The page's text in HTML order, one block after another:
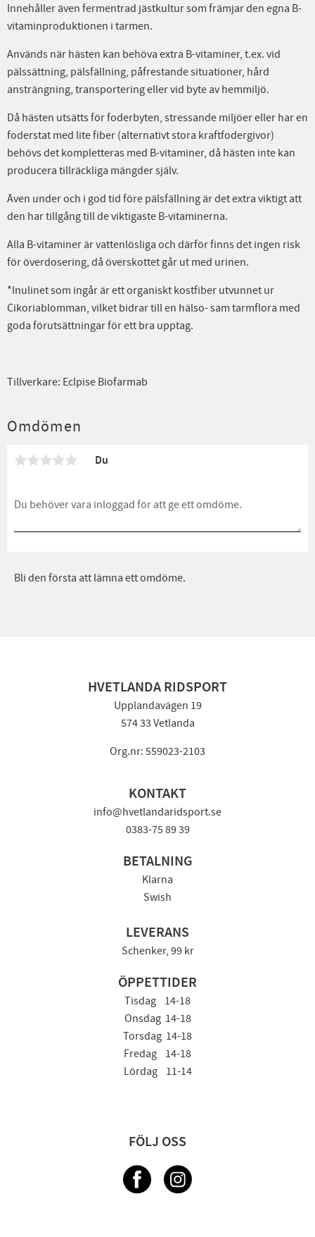
Innehåller även fermentrad jästkultur som främjar den egna B-
vitaminproduktionen i tarmen.
Används när hästen kan behöva extra B-vitaminer, t.ex. vid
pälssättning, pälsfällning, påfrestande situationer, hård
ansträngning, transportering eller vid byte av hemmiljö.
Då hästen utsätts för foderbyten, stressande miljöer eller har en
foderstat med lite fiber (alternativt stora kraftfodergivor)
behövs det kompletteras med B-vitaminer, då hästen inte kan
producera tillräckliga mängder själv.
Även under och i god tid före pälsfällning är det extra viktigt att
den har tillgång till de viktigaste B-vitaminerna.
Alla B-vitaminer är vattenlösliga och därför finns det ingen risk
för överdosering, då överskottet går ut med urinen.
*Inulinet som ingår är ett organiskt kostfiber utvunnet ur
Cikoriablomman, vilket bidrar till en hälso- sam tarmflora med
goda förutsättningar för ett bra upptag.
Tillverkare: Eclpise Biofarmab
Omdömen
Du
Bli den första att lämna ett omdöme.
HVETLANDA RIDSPORT
Upplandavägen 19
574 33 Vetlanda
Org.nr: 559023-2103
KONTAKT
info@hvetlandaridsport.se
0383-75 89 39
BETALNING
Klarna
Swish
LEVERANS
Schenker, 99 kr
ÖPPETTIDER
Tisdag 14-18
Onsdag 14-18
Torsdag 14-18
Fredag 14-18
Lördag 11-14
FÖLJ OSS